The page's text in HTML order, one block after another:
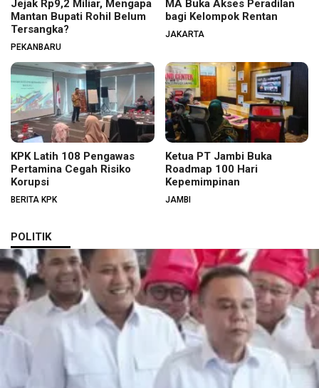
Jejak Rp9,2 Miliar, Mengapa
Mantan Bupati Rohil Belum
Tersangka?
PEKANBARU
MA Buka Akses Peradilan
bagi Kelompok Rentan
JAKARTA
KPK Latih 108 Pengawas
Pertamina Cegah Risiko
Korupsi
BERITA KPK
Ketua PT Jambi Buka
Roadmap 100 Hari
Kepemimpinan
JAMBI
POLITIK